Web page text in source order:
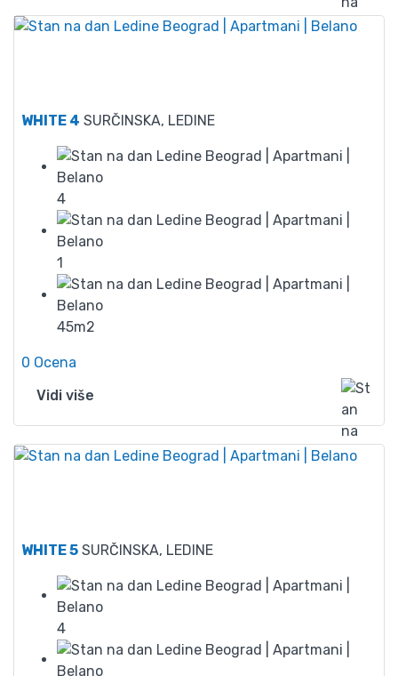
WHITE 4 SURČINSKA, LEDINE
4
1
45m2
0 Ocena
Vidi više
WHITE 5 SURČINSKA, LEDINE
4